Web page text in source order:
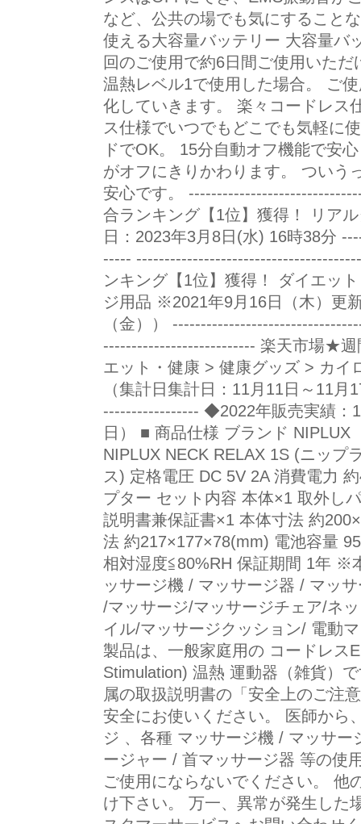
など、公共の場でも気にすること
使える大容量バッテリー 大容量バ
回のご使用で約6日間ご使用いた
温熱レベル1で使用した場合。 ご
化していきます。 楽々コードレ
ス仕様でいつでもどこでも気軽に
ドでOK。 15分自動オフ機能で安
がオフにきりかわります。 ついう
安心です。
合ランキング【1位】獲得！ リア
日：2023年3月8日(水) 16時38分
-----
ンキング【1位】獲得！ ダイエッ
ジ用品 ※2021年9月16日（木）更
（金））
--------------------------- 楽天市場★週
エット・健康 > 健康グッズ > カ
（集計日集計日：11月11日～11
----------------- ◆2022年販売実績：
日） ■ 商品仕様 ブランド NIPLUX
NIPLUX NECK RELAX 1S (ニップ
ス) 定格電圧 DC 5V 2A 消費電力
プター セット内容 本体×1 取外し
説明書兼保証書×1 本体寸法 約
法 約217×177×78(mm) 電池容量
相対湿度≦80%RH 保証期間 1年 ※
ッサージ機 / マッサージ器 / マッ
/マッサージ/マッサージチェア/ネ
イル/マッサージクッション/ 電動
製品は、一般家庭用の コードレス
Stimulation) 温熱 運動器（雑貨）
属の取扱説明書の「安全上のご注
安全にお使いください。 医師から
ジ 、各種 マッサージ機 / マッサ
ージャー / 首マッサージ器 等の使
ご使用にならないでください。 他
け下さい。 万一、異常が発生した